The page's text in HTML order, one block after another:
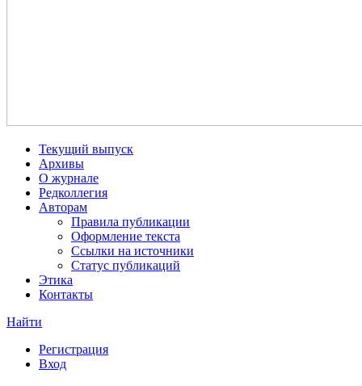
Текущий выпуск
Архивы
О журнале
Редколлегия
Авторам
Правила публикации
Оформление текста
Ссылки на источники
Статус публикаций
Этика
Контакты
Найти
Регистрация
Вход